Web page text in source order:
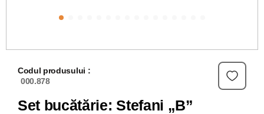
Codul produsului :
000.878
Set bucătărie: Stefani „B”